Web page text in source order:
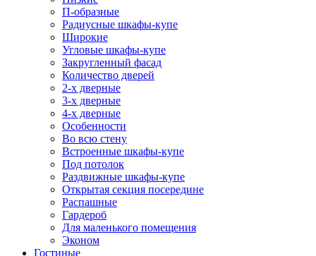
П-образные
Радиусные шкафы-купе
Широкие
Угловые шкафы-купе
Закругленный фасад
Количество дверей
2-х дверные
3-х дверные
4-х дверные
Особенности
Во всю стену
Встроенные шкафы-купе
Под потолок
Раздвижные шкафы-купе
Открытая секция посередине
Распашные
Гардероб
Для маленького помещения
Эконом
Гостиные